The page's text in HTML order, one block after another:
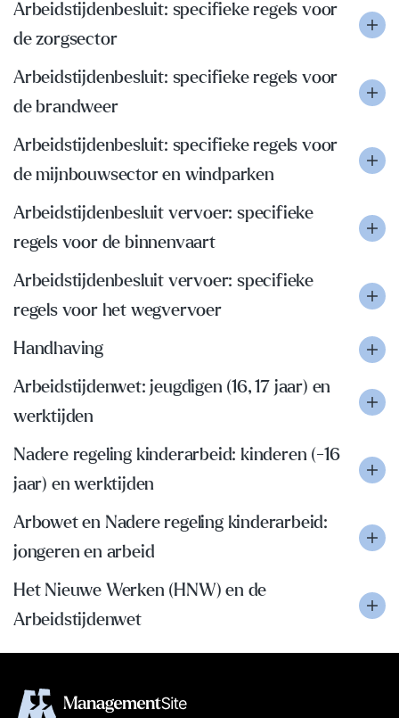
Arbeidstijdenbesluit: specifieke regels voor
de zorgsector
Arbeidstijdenbesluit: specifieke regels voor
de brandweer
Arbeidstijdenbesluit: specifieke regels voor
de mijnbouwsector en windparken
Arbeidstijdenbesluit vervoer: specifieke
regels voor de binnenvaart
Arbeidstijdenbesluit vervoer: specifieke
regels voor het wegvervoer
Handhaving
Arbeidstijdenwet: jeugdigen (16, 17 jaar) en
werktijden
Nadere regeling kinderarbeid: kinderen (-16
jaar) en werktijden
Arbowet en Nadere regeling kinderarbeid:
jongeren en arbeid
Het Nieuwe Werken (HNW) en de
Arbeidstijdenwet